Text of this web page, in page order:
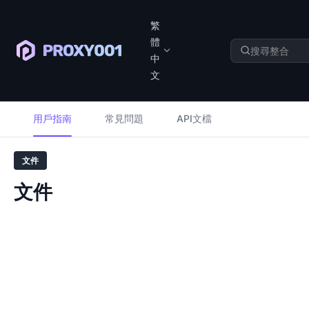
繁
體
中
文
用戶指南 常見問題 API文檔
文件
文件